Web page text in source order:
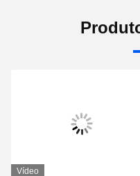
Vídeo